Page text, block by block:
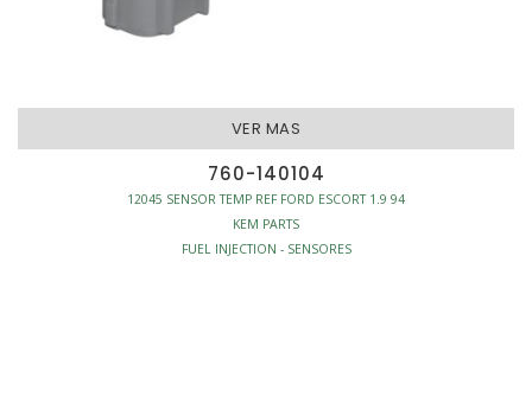
VER MAS
760-140104
12045 SENSOR TEMP REF FORD ESCORT 1.9 94
KEM PARTS
FUEL INJECTION - SENSORES